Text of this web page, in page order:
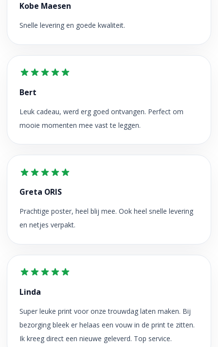
Kobe Maesen
Snelle levering en goede kwaliteit.
Bert
Leuk cadeau, werd erg goed ontvangen. Perfect om
mooie momenten mee vast te leggen.
Greta ORIS
Prachtige poster, heel blij mee. Ook heel snelle levering
en netjes verpakt.
Linda
Super leuke print voor onze trouwdag laten maken. Bij
bezorging bleek er helaas een vouw in de print te zitten.
Ik kreeg direct een nieuwe geleverd. Top service.